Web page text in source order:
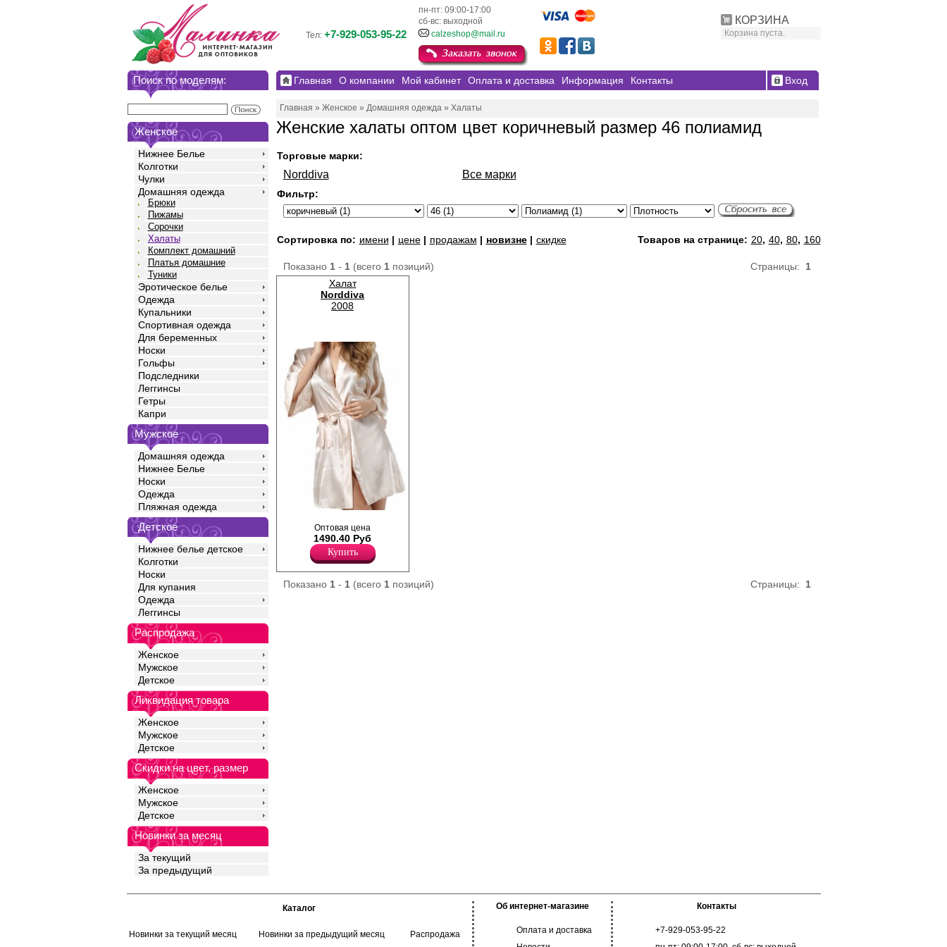
КОРЗИНА
Корзина пуста.
пн-пт: 09:00-17:00
сб-вс: выходной
Тел: +7-929-053-95-22 calzeshop@mail.ru
Поиск по моделям:
Женское
Нижнее Белье
Колготки
Чулки
Домашняя одежда
Брюки
Пижамы
Сорочки
Халаты
Комплект домашний
Платья домашние
Туники
Эротическое белье
Одежда
Купальники
Спортивная одежда
Для беременных
Носки
Гольфы
Подследники
Леггинсы
Гетры
Капри
Мужское
Домашняя одежда
Нижнее Белье
Носки
Одежда
Пляжная одежда
Детское
Нижнее белье детское
Колготки
Носки
Для купания
Одежда
Леггинсы
Распродажа
Женское
Мужское
Детское
Ликвидация товара
Женское
Мужское
Детское
Скидки на цвет, размер
Женское
Мужское
Детское
Новинки за месяц
За текущий
За предыдущий
Главная О компании Мой кабинет Оплата и доставка Информация Контакты Вход
Главная » Женское » Домашняя одежда» Халаты
Женские халаты оптом цвет коричневый размер 46 полиамид
Торговые марки:
Norddiva Все марки
Фильтр:
Сортировка по: имени | цене| продажам | новизне| скидке Товаров на странице: 20, 40, 80, 160
Страницы: 1
Показано 1- 1(всего 1позиций)
Халат
Norddiva
2008
Халат женский на запахе с поясом, рукав
свободного кроя 3/4, широкая окантовка по
бортам изделия, них изделия оформлен
оверлоком.
Оптовая цена
1490.40 Руб
Купить
Страницы: 1
Показано 1- 1(всего 1позиций)
Каталог
Новинки за текущий месяц Новинки за предыдущий месяц Распродажа
Об интернет-магазине
Оплата и доставка
Контакты
+7-929-053-95-22